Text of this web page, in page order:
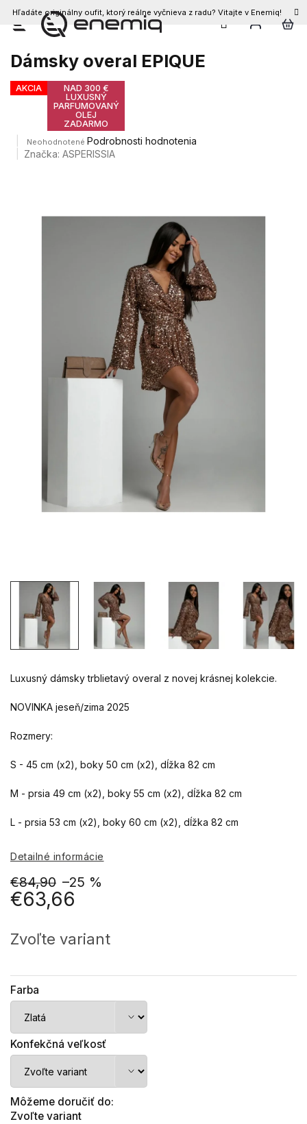
Prejsť
obsah
Hľadáte originálny oufit, ktorý reálne vyčnieva z radu? Vitajte v Enemiq!
Dámsky overal EPIQUE
AKCIA
NAD 300 €
LUXUSNÝ
PARFUMOVANÝ
OLEJ
ZADARMO
Priemerné
hodnotenie
Neohodnotené Podrobnosti hodnotenia
Značka:ASPERISSIA
€84,90 –25 %
€63,66
cena:
Zvoľte variant
Farba
Konfekčná veľkosť
Môžeme doručiť do:
Zvoľte variant
Luxusný dámsky trblietavý overal z novej krásnej kolekcie.
NOVINKA jeseň/zima 2025
Rozmery:
S - 45 cm (x2), boky 50 cm (x2), dĺžka 82 cm
M - prsia 49 cm (x2), boky 55 cm (x2), dĺžka 82 cm
L - prsia 53 cm (x2), boky 60 cm (x2), dĺžka 82 cm
Detailné informácie